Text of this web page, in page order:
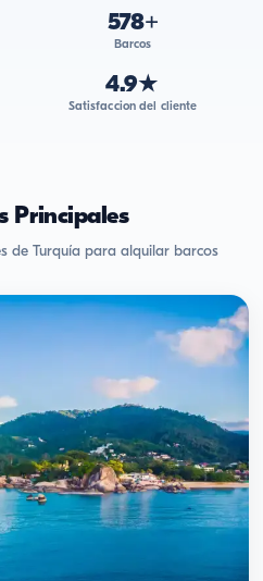
578+
Barcos
4.9★
Satisfaccion del cliente
Principales
de Turquía para alquilar barcos